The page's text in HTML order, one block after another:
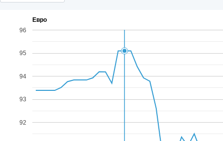
Евро
92
93
94
95
96